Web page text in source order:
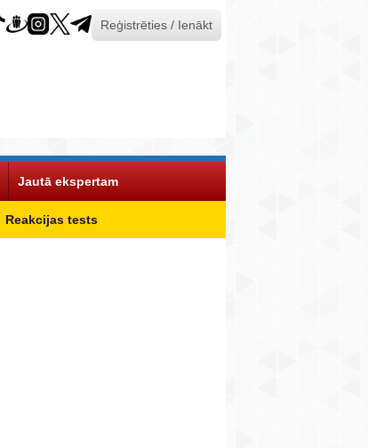
Reģistrēties / Ienākt
Reakcijas tests
Jautā ekspertam